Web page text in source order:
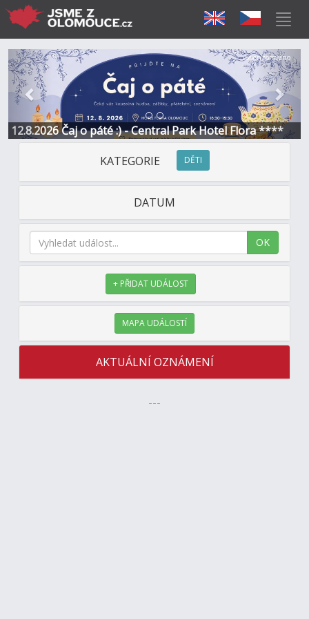
12.8.2026 Čaj o páté :) - Central Park Hotel Flora ****
Předchozí Další
Sponzorováno
KATEGORIE DĚTI
DATUM
OK
+ PŘIDAT UDÁLOST
MAPA UDÁLOSTÍ
AKTUÁLNÍ OZNÁMENÍ
---